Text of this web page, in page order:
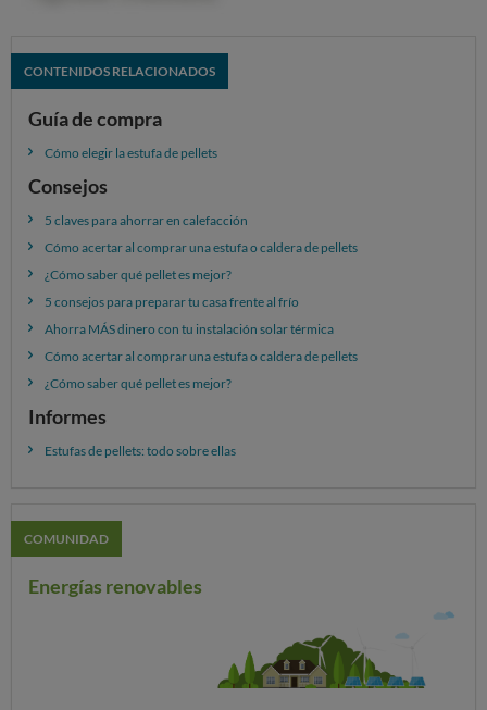
airtight
Potencia nominal: 9
kW
Consumo a potencia
Equation Centhra
CONTENIDOS RELACIONADOS
Guía de compra
Cómo elegir la estufa de pellets
Consejos
5 claves para ahorrar en calefacción
Cómo acertar al comprar una estufa o caldera de pellets
¿Cómo saber qué pellet es mejor?
5 consejos para preparar tu casa frente al frío
Ahorra MÁS dinero con tu instalación solar térmica
Cómo acertar al comprar una estufa o caldera de pellets
¿Cómo saber qué pellet es mejor?
Informes
Estufas de pellets: todo sobre ellas
COMUNIDAD
Energías renovables